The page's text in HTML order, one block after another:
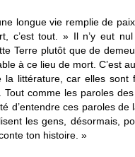
longue vie remplie de
c’est tout. » Il n’y eut
Terre plutôt que de
à ce lieu de mort. C’est
la littérature, car elles sont
comme les paroles
d’entendre ces paroles de
les gens, désormais,
ton histoire. »